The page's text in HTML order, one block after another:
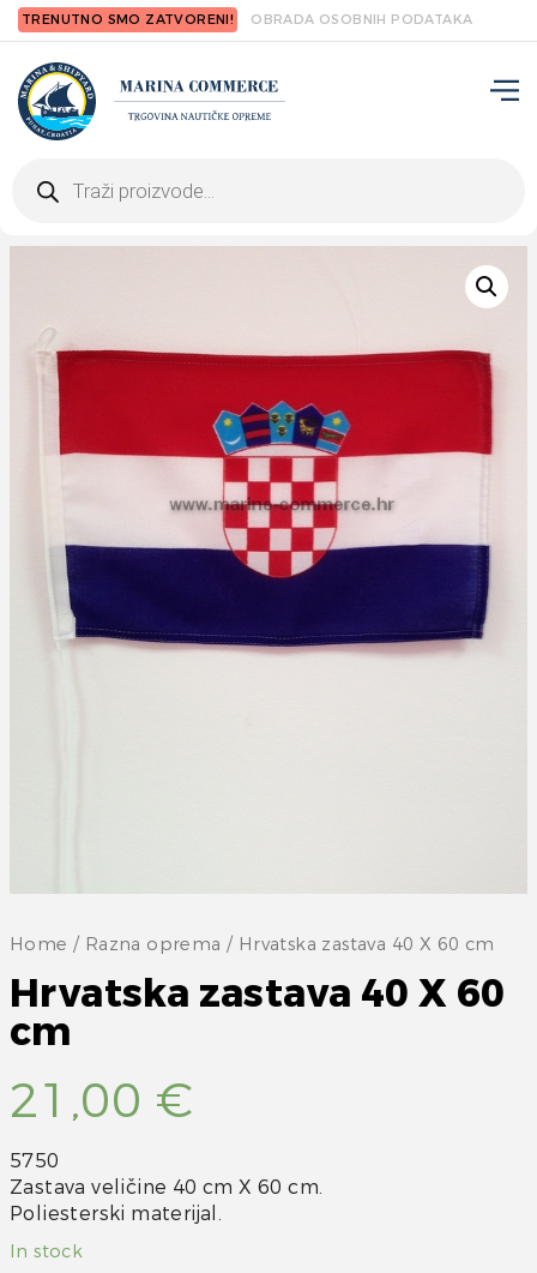
TRENUTNO SMO ZATVORENI! OBRADA OSOBNIH PODATAKA
search
Home / Razna oprema / Hrvatska zastava 40 X 60 cm
Hrvatska zastava 40 X 60
cm
21,00 €
5750
Zastava veličine 40 cm X 60 cm.
Poliesterski materijal.
In stock